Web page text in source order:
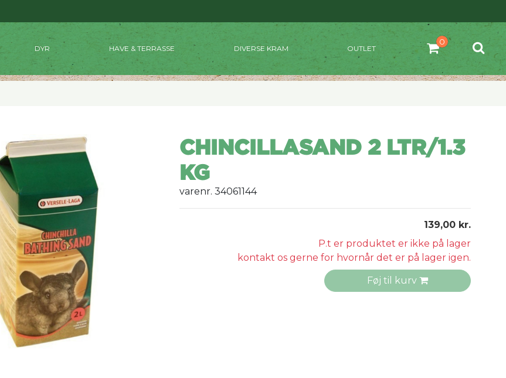
DYR HAVE & TERRASSE DIVERSE KRAM OUTLET
CHINCILLASAND 2 LTR/1.3
KG
varenr. 34061144
139,00 kr.
P.t er produktet er ikke på lager
kontakt os gerne for hvornår det er på lager igen.
Føj til kurv